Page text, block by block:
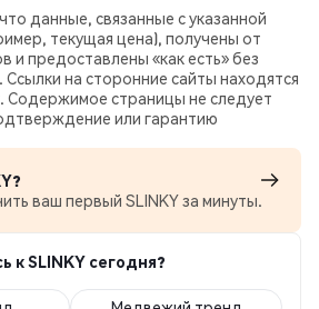
данные, связанные с указанной
текущая цена), получены от
и предоставлены «как есть» без
Ссылки на сторонние сайты находятся
Содержимое страницы не следует
или гарантию
ваш первый SLINKY за минуты.
к SLINKY сегодня?